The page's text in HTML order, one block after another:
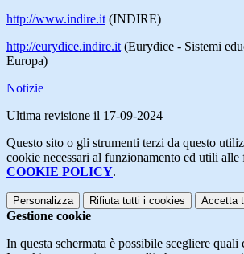
http://www.indire.it (INDIRE)
http://eurydice.indire.it (Eurydice - Sistemi
Europa)
Notizie
Ultima revisione il 17-09-2024
Questo sito o gli strumenti terzi da questo
cookie necessari al funzionamento ed utili
COOKIE POLICY.
Personalizza Rifiuta tutti i cookies Accetta
Gestione cookie
In questa schermata è possibile scegliere quali